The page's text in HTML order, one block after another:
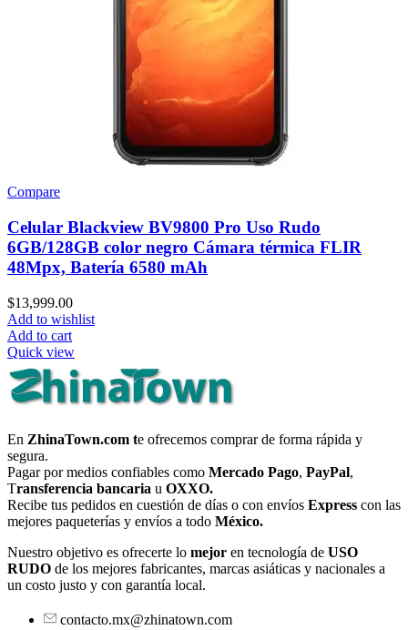
Compare
Celular Blackview BV9800 Pro Uso Rudo
6GB/128GB color negro Cámara térmica FLIR
48Mpx, Batería 6580 mAh
$13,999.00
Add to wishlist
Add to cart
Quick view
En ZhinaTown.com te ofrecemos comprar de forma rápida y
segura.
Pagar por medios confiables como Mercado Pago, PayPal,
Transferencia bancaria u OXXO.
Recibe tus pedidos en cuestión de días o con envíos Express con las
mejores paqueterías y envíos a todo México.
Nuestro objetivo es ofrecerte lo mejor en tecnología de USO
RUDO de los mejores fabricantes, marcas asiáticas y nacionales a
un costo justo y con garantía local.
contacto.mx@zhinatown.com